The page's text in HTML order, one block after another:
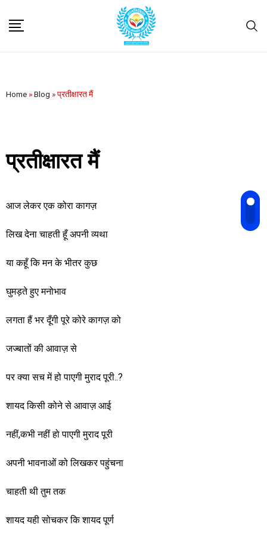
Home »Blog »प्रतीक्षारत मैं
प्रतीक्षारत मैं
आज लेकर एक कोरा कागज़
लिख देना चाहती हूँ अपनी व्यथा
या कहूँ कि मन के भीतर कुछ
घुमड़ते हुए मनोभाव
लगता हैं भर दूँगी पूरे कोरे कागज़ को
जज्बातों की आवाज़ से
पर क्या सच में हो पाएगी मुराद पूरी..?
शायद किसी कोने से आवाज़ आई
नहीं,कभी नहीं हो पाएगी मुराद पूरी
अपनी भावनाओं को लिखकर पहुंचना
चाहती थी तुम तक
शायद यही सोचकर कि शायद पूर्ण